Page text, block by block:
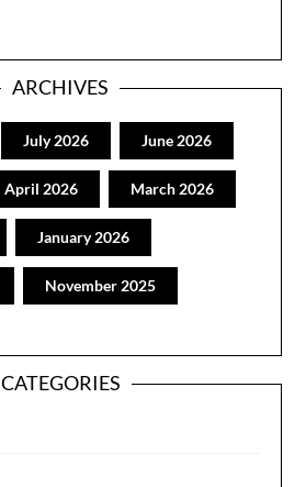
ARCHIVES
July 2026 June 2026
April 2026 March 2026
January 2026
November 2025
CATEGORIES